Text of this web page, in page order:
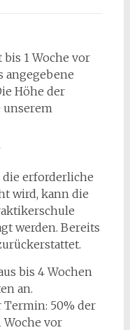
1 Woche vor
angegebene
Höhe der
unserem
die erforderliche
wird, kann die
werden. Bereits
bis 4 Wochen
an.
Termin: 50% der
Woche vor